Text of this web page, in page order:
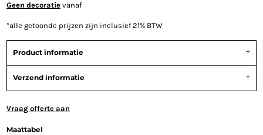
Geen decoratie vanaf
*alle getoonde prijzen zijn inclusief 21% BTW
Product informatie
Verzend informatie
Vraag offerte aan
Maattabel